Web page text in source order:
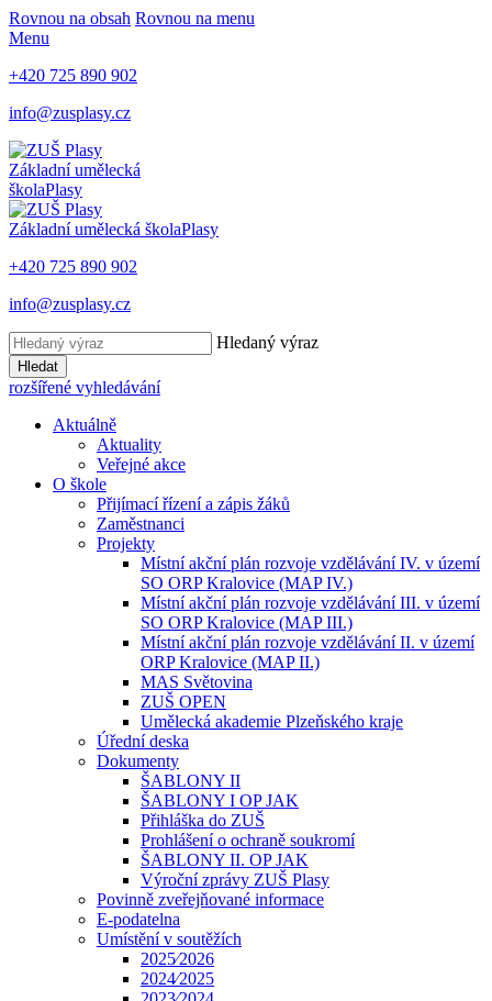
Rovnou na obsah Rovnou na menu
Menu
+420 725 890 902
info@zusplasy.cz
Základní umělecká
školaPlasy
Základní umělecká školaPlasy
+420 725 890 902
info@zusplasy.cz
Hledaný výraz
Hledat
rozšířené vyhledávání
Aktuálně
Aktuality
Veřejné akce
O škole
Přijímací řízení a zápis žáků
Zaměstnanci
Projekty
Místní akční plán rozvoje vzdělávání IV. v území
SO ORP Kralovice (MAP IV.)
Místní akční plán rozvoje vzdělávání III. v území
SO ORP Kralovice (MAP III.)
Místní akční plán rozvoje vzdělávání II. v území
ORP Kralovice (MAP II.)
MAS Světovina
ZUŠ OPEN
Umělecká akademie Plzeňského kraje
Úřední deska
Dokumenty
ŠABLONY II
ŠABLONY I OP JAK
Přihláška do ZUŠ
Prohlášení o ochraně soukromí
ŠABLONY II. OP JAK
Výroční zprávy ZUŠ Plasy
Povinně zveřejňované informace
E-podatelna
Umístění v soutěžích
2025⁄2026
2024⁄2025